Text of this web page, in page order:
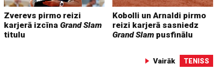
Zverevs pirmo reizi
karjerā izcīnaGrand Slam
titulu
Kobolli un Arnaldi pirmo
reizi karjerā sasniedz
Grand Slam pusfinālu
Vairāk TENISS